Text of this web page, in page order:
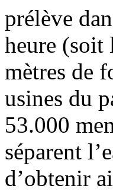
prélève
heure (soit
mètres de
usines du
53.000
séparent
d’obtenir